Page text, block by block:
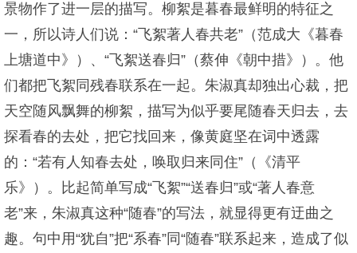
景物作了进一层的描写。柳絮是暮春最鲜明的特征之
一，所以诗人们说：“飞絮著人春共老”（范成大《暮春
上塘道中》）、“飞絮送春归”（蔡伸《朝中措》）。他
们都把飞絮同残春联系在一起。朱淑真却独出心裁，把
天空随风飘舞的柳絮，描写为似乎要尾随春天归去，去
探看春的去处，把它找回来，像黄庭坚在词中透露
的：“若有人知春去处，唤取归来同住”（《清平
乐》）。比起简单写成“飞絮”“送春归”或“著人春意
老”来，朱淑真这种“随春”的写法，就显得更有迂曲之
趣。句中用“犹自”把“系春”同“随春”联系起来，造成了似